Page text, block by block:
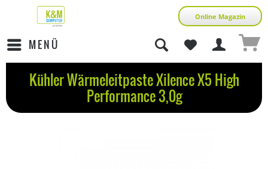
Online Magazin
MENÜ
Kühler Wärmeleitpaste Xilence X5 High
Performance 3,0g